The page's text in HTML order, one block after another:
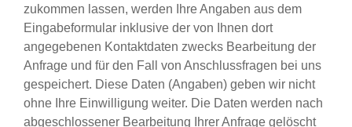
zukommen lassen, werden Ihre Angaben aus dem
Eingabeformular inklusive der von Ihnen dort
angegebenen Kontaktdaten zwecks Bearbeitung der
Anfrage und für den Fall von Anschlussfragen bei uns
gespeichert. Diese Daten (Angaben) geben wir nicht
ohne Ihre Einwilligung weiter. Die Daten werden nach
abgeschlossener Bearbeitung Ihrer Anfrage gelöscht